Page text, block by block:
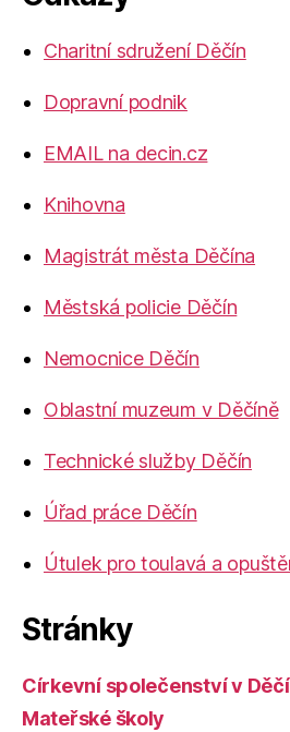
Charitní sdružení Děčín
Dopravní podnik
EMAIL na decin.cz
Knihovna
Magistrát města Děčína
Městská policie Děčín
Nemocnice Děčín
Oblastní muzeum v Děčíně
Technické služby Děčín
Úřad práce Děčín
Útulek pro toulavá a
Stránky
Církevní společenství v
Mateřské školy